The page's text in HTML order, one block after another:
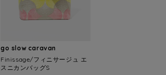
go slow caravan
Finissage/フィニサージュ エ
スニカンバッグS